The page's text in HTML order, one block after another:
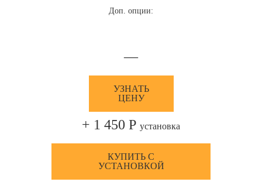
Доп. опции:
—
УЗНАТЬ
ЦЕНУ
+ 1 450 Р установка
КУПИТЬ С
УСТАНОВКОЙ